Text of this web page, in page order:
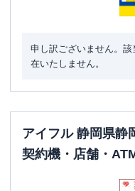
申し訳ございません。
在いたしません。
アイフル 静岡県静
契約機・店舗・